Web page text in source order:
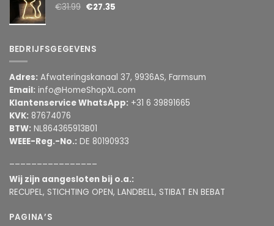
€31.99 €27.35
BEDRIJFSGEGEVENS
Adres: Afwateringskanaal 37, 9936AS, Farmsum
Email: info@HomeShopXL.com
Klantenservice WhatsApp: +31 6 39891665
KVK: 87674076
BTW: NL864365913B01
WEEE-Reg.-No.: DE 80190933
Wij zijn aangesloten bij o.a.:
RECUPEL, STICHTING OPEN, LANDBELL, STIBAT EN BEBAT
PAGINA’S